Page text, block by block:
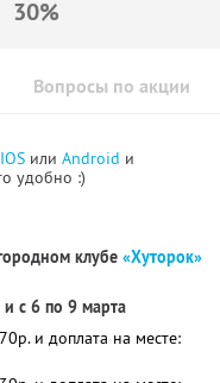
30%
Вопросы по акции
IOS или Android и
удобно :)
клубе «Хуторок»
с 6 по 9 марта
и доплата на месте: